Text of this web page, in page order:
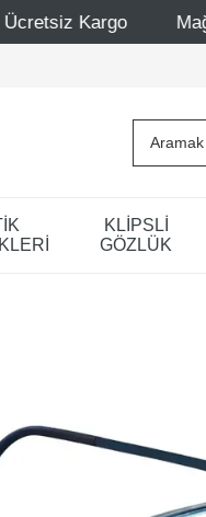
Mağazalarımız –
KLİPSLİ
GÖZLÜK